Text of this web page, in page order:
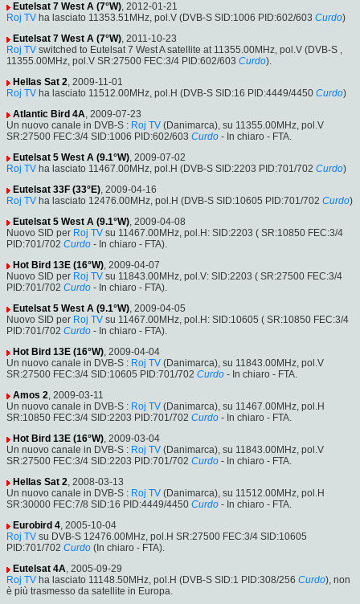
Eutelsat 7 West A (7°W), 2012-01-21
Roj TV ha lasciato 11353.51MHz, pol.V (DVB-S SID:1006 PID:602/603 Curdo)
Eutelsat 7 West A (7°W), 2011-10-23
Roj TV switched to Eutelsat 7 West A satellite at 11355.00MHz, pol.V (DVB-S ,
11355.00MHz, pol.V SR:27500 FEC:3/4 PID:602/603 Curdo).
Hellas Sat 2, 2009-11-01
Roj TV ha lasciato 11512.00MHz, pol.H (DVB-S SID:16 PID:4449/4450 Curdo)
Atlantic Bird 4A, 2009-07-23
Un nuovo canale in DVB-S : Roj TV (Danimarca), su 11355.00MHz, pol.V
SR:27500 FEC:3/4 SID:1006 PID:602/603 Curdo - In chiaro - FTA.
Eutelsat 5 West A (9.1°W), 2009-07-02
Roj TV ha lasciato 11467.00MHz, pol.H (DVB-S SID:2203 PID:701/702 Curdo)
Eutelsat 33F (33°E), 2009-04-16
Roj TV ha lasciato 12476.00MHz, pol.H (DVB-S SID:10605 PID:701/702 Curdo)
Eutelsat 5 West A (9.1°W), 2009-04-08
Nuovo SID per Roj TV su 11467.00MHz, pol.H: SID:2203 ( SR:10850 FEC:3/4
PID:701/702 Curdo - In chiaro - FTA).
Hot Bird 13E (16°W), 2009-04-07
Nuovo SID per Roj TV su 11843.00MHz, pol.V: SID:2203 ( SR:27500 FEC:3/4
PID:701/702 Curdo - In chiaro - FTA).
Eutelsat 5 West A (9.1°W), 2009-04-05
Nuovo SID per Roj TV su 11467.00MHz, pol.H: SID:10605 ( SR:10850 FEC:3/4
PID:701/702 Curdo - In chiaro - FTA).
Hot Bird 13E (16°W), 2009-04-04
Un nuovo canale in DVB-S : Roj TV (Danimarca), su 11843.00MHz, pol.V
SR:27500 FEC:3/4 SID:10605 PID:701/702 Curdo - In chiaro - FTA.
Amos 2, 2009-03-11
Un nuovo canale in DVB-S : Roj TV (Danimarca), su 11467.00MHz, pol.H
SR:10850 FEC:3/4 SID:2203 PID:701/702 Curdo - In chiaro - FTA.
Hot Bird 13E (16°W), 2009-03-04
Un nuovo canale in DVB-S : Roj TV (Danimarca), su 11843.00MHz, pol.V
SR:27500 FEC:3/4 SID:2203 PID:701/702 Curdo - In chiaro - FTA.
Hellas Sat 2, 2008-03-13
Un nuovo canale in DVB-S : Roj TV (Danimarca), su 11512.00MHz, pol.H
SR:30000 FEC:7/8 SID:16 PID:4449/4450 Curdo - In chiaro - FTA.
Eurobird 4, 2005-10-04
Roj TV su DVB-S 12476.00MHz, pol.H SR:27500 FEC:3/4 SID:10605
PID:701/702 Curdo (In chiaro - FTA).
Eutelsat 4A, 2005-09-29
Roj TV ha lasciato 11148.50MHz, pol.H (DVB-S SID:1 PID:308/256 Curdo), non
è più trasmesso da satellite in Europa.